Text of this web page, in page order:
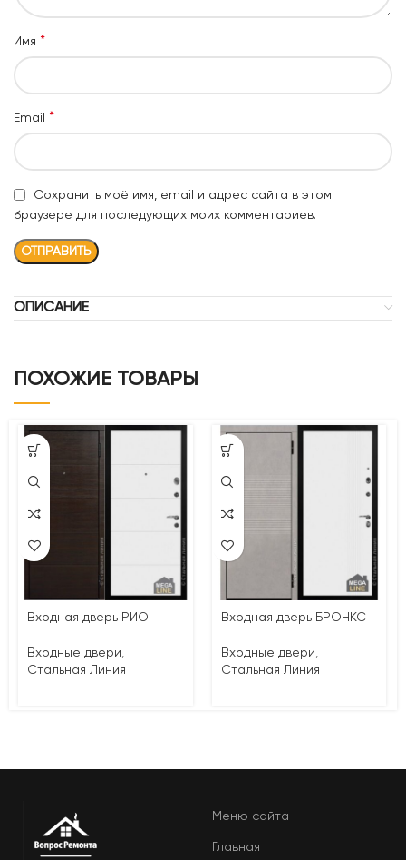
Имя *
Email *
Сохранить моё имя, email и адрес сайта в этом
браузере для последующих моих комментариев.
ОПИСАНИЕ
ПОХОЖИЕ ТОВАРЫ
Входная дверь РИО
Входные двери,
Стальная Линия
Входная дверь БРОНКС
Входные двери,
Стальная Линия
Меню сайта
Главная